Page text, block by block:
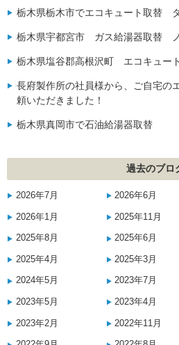
栃木県栃木市でエコキュート取替
栃木県宇都宮市 ガス給湯器取替
栃木県塩谷郡高根沢町 エコキュー
長府製作所の社員様から、ご自宅の
頼いただきました！
栃木県真岡市で石油給湯器取替
過去のブロ
2026年7月 2026年6月
2026年1月 2025年11月
2025年8月 2025年6月
2025年4月 2025年3月
2024年5月 2023年7月
2023年5月 2023年4月
2023年2月 2022年11月